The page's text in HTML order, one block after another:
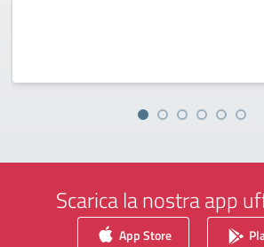
Scarica la nostra app
App Store